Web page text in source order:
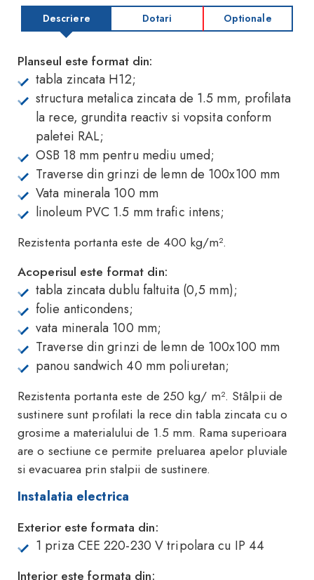
Descriere Dotari Optionale
Planseul este format din:
tabla zincata H12;
structura metalica zincata de 1.5 mm, profilata
la rece, grundita reactiv si vopsita conform
paletei RAL;
OSB 18 mm pentru mediu umed;
Traverse din grinzi de lemn de 100x100 mm
Vata minerala 100 mm
linoleum PVC 1.5 mm trafic intens;
Rezistenta portanta este de 400 kg/m².
Acoperisul este format din:
tabla zincata dublu faltuita (0,5 mm);
folie anticondens;
vata minerala 100 mm;
Traverse din grinzi de lemn de 100x100 mm
panou sandwich 40 mm poliuretan;
Rezistenta portanta este de 250 kg/ m². Stâlpii de
sustinere sunt profilati la rece din tabla zincata cu o
grosime a materialului de 1.5 mm. Rama superioara
are o sectiune ce permite preluarea apelor pluviale
si evacuarea prin stalpii de sustinere.
Instalatia electrica
Exterior este formata din:
1 priza CEE 220-230 V tripolara cu IP 44
Interior este formata din: